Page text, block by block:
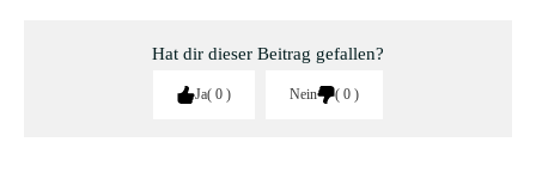
Hat dir dieser Beitrag gefallen?
Ja 0 Nein 0